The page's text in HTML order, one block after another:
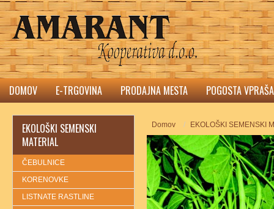
DOMOV E-TRGOVINA PRODAJNA MESTA POGOSTA
EKOLOŠKI SEMENSKI
MATERIAL
ČEBULNICE
KORENOVKE
LISTNATE RASTLINE
Domov EKOLOŠKI SEMENSKI